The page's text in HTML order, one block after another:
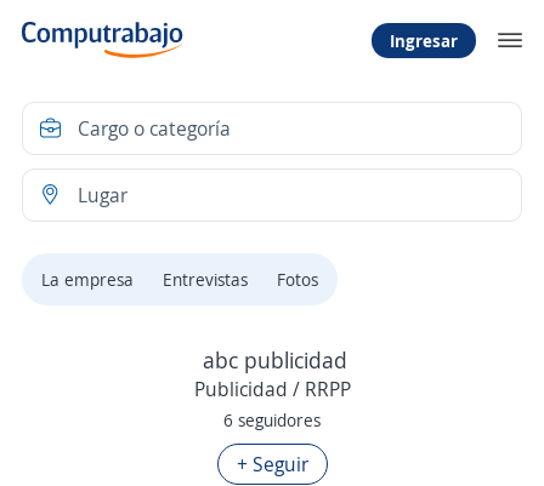
Ingresar
La empresa Entrevistas Fotos
abc publicidad
Publicidad / RRPP
6 seguidores
+ Seguir